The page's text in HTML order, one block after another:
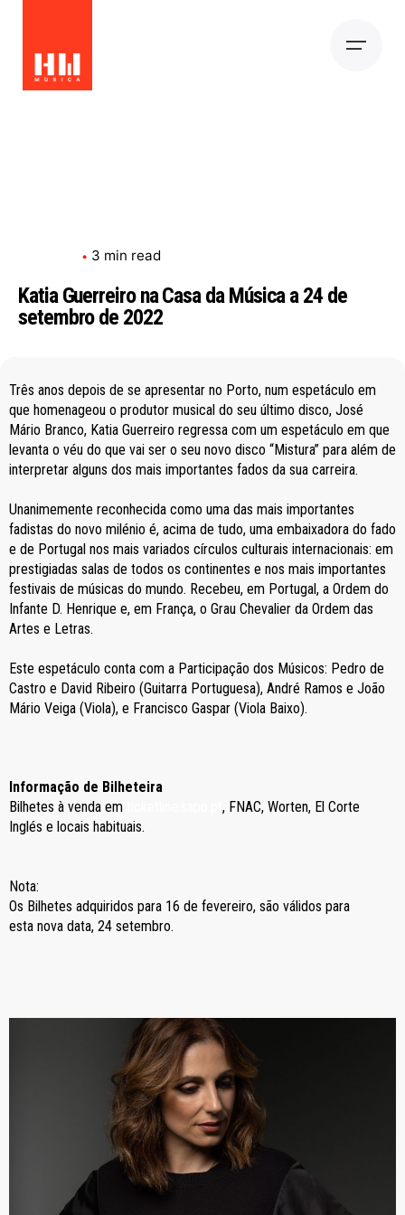
3 min read
Katia Guerreiro na Casa da Música a 24 de
setembro de 2022
Três anos depois de se apresentar no Porto, num espetáculo em
que homenageou o produtor musical do seu último disco, José
Mário Branco, Katia Guerreiro regressa com um espetáculo em que
levanta o véu do que vai ser o seu novo disco “Mistura” para além de
interpretar alguns dos mais importantes fados da sua carreira.
Unanimemente reconhecida como uma das mais importantes
fadistas do novo milénio é, acima de tudo, uma embaixadora do fado
e de Portugal nos mais variados círculos culturais internacionais: em
prestigiadas salas de todos os continentes e nos mais importantes
festivais de músicas do mundo. Recebeu, em Portugal, a Ordem do
Infante D. Henrique e, em França, o Grau Chevalier da Ordem das
Artes e Letras.
Este espetáculo conta com a Participação dos Músicos: Pedro de
Castro e David Ribeiro (Guitarra Portuguesa), André Ramos e João
Mário Veiga (Viola), e Francisco Gaspar (Viola Baixo).
Informação de Bilheteira
Bilhetes à venda em
, FNAC, Worten, El Corte
Inglés e locais habituais.
Nota:
Os Bilhetes adquiridos para 16 de fevereiro, são válidos para
esta nova data, 24 setembro.